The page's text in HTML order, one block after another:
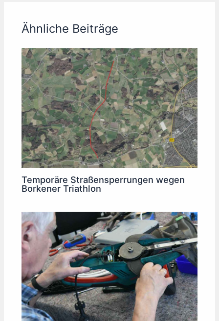
Ähnliche Beiträge
Temporäre Straßensperrungen wegen
Borkener Triathlon